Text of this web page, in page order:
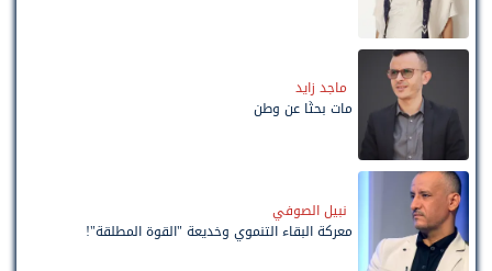
ماجد زايد
مات بحثًا عن وطن
نبيل الصوفي
معركة البقاء التنموي وخديعة "القوة المطلقة"!